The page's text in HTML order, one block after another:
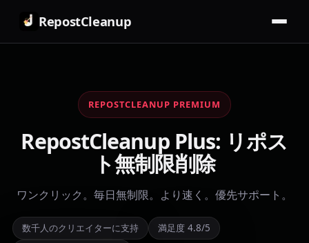
RepostCleanup
REPOSTCLEANUP PREMIUM
RepostCleanup Plus: リポス
ト無制限削除
ワンクリック。毎日無制限。より速く。優先サポート。
数千人のクリエイターに支持
満足度 4.8/5